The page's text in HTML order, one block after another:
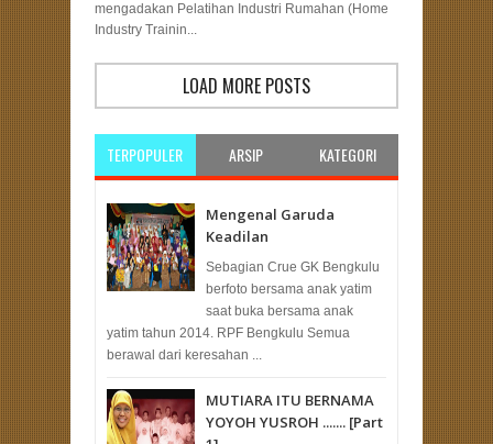
mengadakan Pelatihan Industri Rumahan (Home
Industry Trainin...
LOAD MORE POSTS
TERPOPULER ARSIP KATEGORI
Mengenal Garuda
Keadilan
Sebagian Crue GK Bengkulu
berfoto bersama anak yatim
saat buka bersama anak
yatim tahun 2014. RPF Bengkulu Semua
berawal dari keresahan ...
MUTIARA ITU BERNAMA
YOYOH YUSROH ....... [Part